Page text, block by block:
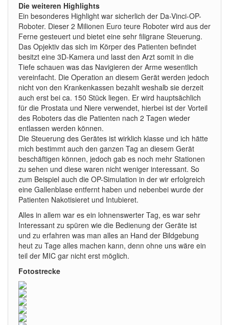
Die weiteren Highlights
Ein besonderes Highlight war sicherlich der Da-Vinci-OP-
Roboter. Dieser 2 Milionen Euro teure Roboter wird aus der
Ferne gesteuert und bietet eine sehr filigrane Steuerung.
Das Opjektiv das sich im Körper des Patienten befindet
besitzt eine 3D-Kamera und lasst den Arzt somit in die
Tiefe schauen was das Navigieren der Arme wesentlich
vereinfacht. Die Operation an diesem Gerät werden jedoch
nicht von den Krankenkassen bezahlt weshalb sie derzeit
auch erst bei ca. 150 Stück liegen. Er wird hauptsächlich
für die Prostata und Niere verwendet, hierbei ist der Vorteil
des Roboters das die Patienten nach 2 Tagen wieder
entlassen werden können.
Die Steuerung des Gerätes ist wirklich klasse und ich hätte
mich bestimmt auch den ganzen Tag an diesem Gerät
beschäftigen können, jedoch gab es noch mehr Stationen
zu sehen und diese waren nicht weniger interessant. So
zum Beispiel auch die OP-Simulation in der wir erfolgreich
eine Gallenblase entfernt haben und nebenbei wurde der
Patienten Nakotisieret und Intubieret.
Alles in allem war es ein lohnenswerter Tag, es war sehr
Interessant zu spüren wie die Bedienung der Geräte ist
und zu erfahren was man alles an Hand der Bildgebung
heut zu Tage alles machen kann, denn ohne uns wäre ein
teil der MIC gar nicht erst möglich.
Fotostrecke